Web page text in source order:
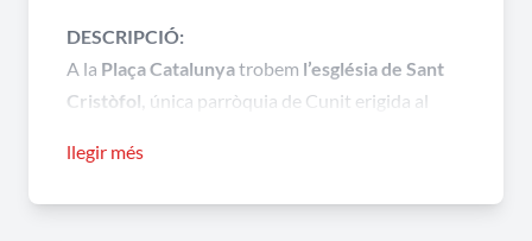
DESCRIPCIÓ:
A la Plaça Catalunyatrobem l’església de Sant
Cristòfol única parròquia de Cunit erigida al
es conserven els absis, reconvertits en sagristia.
llegir més